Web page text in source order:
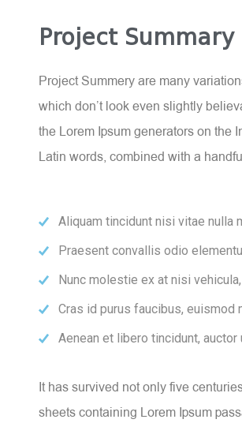
Project Summary
Project Summery are many
which don’t look even slightly
the Lorem Ipsum generators on the
Latin words, combined with a
Aliquam tincidunt nisi vitae nulla
Praesent convallis odio
Nunc molestie ex at nisi
Cras id purus faucibus, euismod
Aenean et libero tincidunt,
It has survived not only five
sheets containing Lorem Ipsum